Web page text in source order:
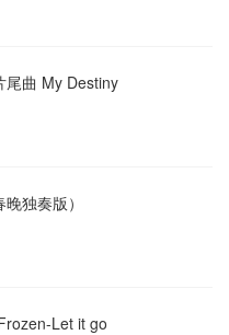
尾曲 My Destiny
独奏版）
Let it go